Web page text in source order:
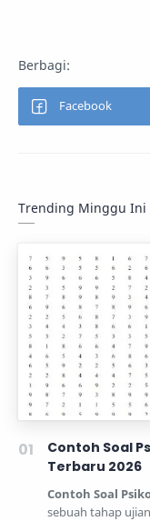
Trending Minggu Ini
Contoh Soal
Terbaru 2026
Contoh Soal
sebuah tahap